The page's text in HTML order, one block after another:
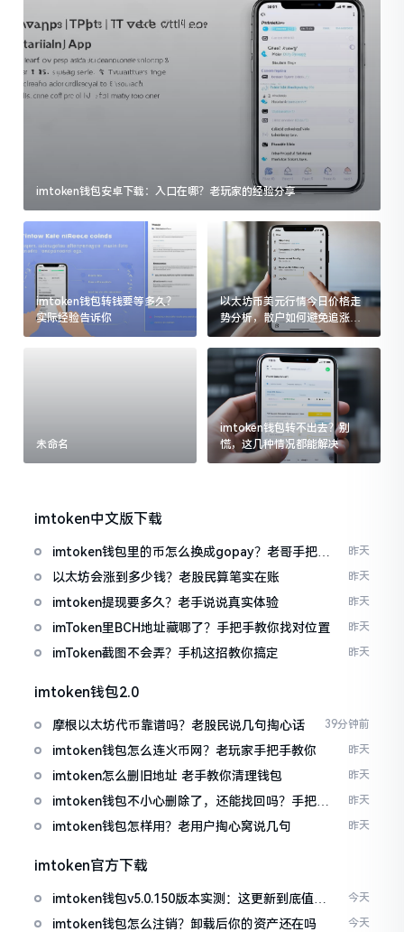
imtoken钱包安卓下载：入口在哪？老玩家的经验分享
imtoken钱包转钱要等多久？
实际经验告诉你
以太坊币美元行情今日价格走
势分析，散户如何避免追涨杀
跌被套牢
未命名
imtoken钱包转不出去？别
慌，这几种情况都能解决
imtoken中文版下载
imtoken钱包里的币怎么换成gopay？老哥手把手
教你
昨天
以太坊会涨到多少钱？老股民算笔实在账 昨天
imtoken提现要多久？老手说说真实体验 昨天
imToken里BCH地址藏哪了？手把手教你找对位置 昨天
imToken截图不会弄？手机这招教你搞定 昨天
imtoken钱包2.0
摩根以太坊代币靠谱吗？老股民说几句掏心话 39分钟前
imtoken钱包怎么连火币网？老玩家手把手教你 昨天
imtoken怎么删旧地址 老手教你清理钱包 昨天
imtoken钱包不小心删除了，还能找回吗？手把手
教你恢复
昨天
imtoken钱包怎样用？老用户掏心窝说几句 昨天
imtoken官方下载
imtoken钱包v5.0.150版本实测：这更新到底值不
值得升
今天
imtoken钱包怎么注销？卸载后你的资产还在吗 今天